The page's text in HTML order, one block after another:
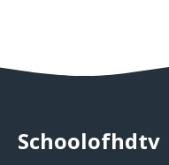
Schoolofhdtv